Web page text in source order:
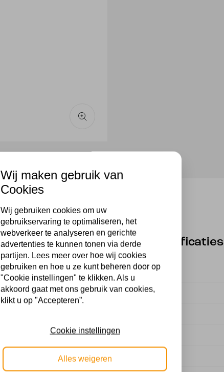
Specificaties
Merk
EAN
Wij maken gebruik van
Cookies
Wij gebruiken cookies om uw
gebruikservaring te optimaliseren, het
webverkeer te analyseren en gerichte
advertenties te kunnen tonen via derde
partijen. Lees meer over hoe wij cookies
gebruiken en hoe u ze kunt beheren door op
"Cookie instellingen" te klikken. Als u
akkoord gaat met ons gebruik van cookies,
klikt u op "Accepteren”.
Cookie instellingen
Alles weigeren